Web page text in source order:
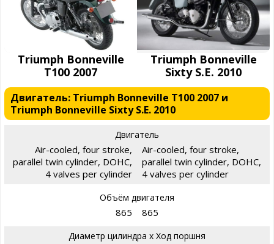
Triumph Bonneville
T100 2007
Triumph Bonneville
Sixty S.E. 2010
Двигатель: Triumph Bonneville T100 2007 и
Triumph Bonneville Sixty S.E. 2010
Двигатель
Air-cooled, four stroke,
parallel twin cylinder, DOHC,
4 valves per cylinder
Air-cooled, four stroke,
parallel twin cylinder, DOHC,
4 valves per cylinder
Объём двигателя
865 865
Диаметр цилиндра х Ход поршня